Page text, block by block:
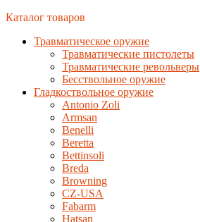
Каталог товаров
Травматическое оружие
Травматические пистолеты
Травматические револьверы
Бесствольное оружие
Гладкоствольное оружие
Antonio Zoli
Armsan
Benelli
Beretta
Bettinsoli
Breda
Browning
CZ-USA
Fabarm
Hatsan